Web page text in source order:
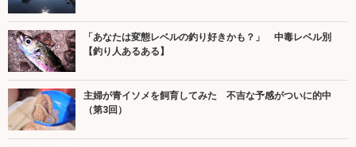
「あなたは変態レベルの釣り好きかも？」 中毒レベル別
【釣り人あるある】
主婦が青イソメを飼育してみた 不吉な予感がついに的中
（第3回）